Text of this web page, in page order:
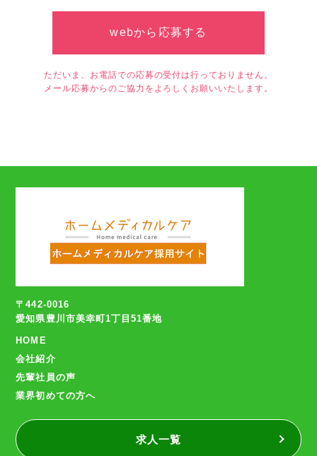
webから応募する
ただいま、お電話での応募の受付は行っておりません。
メール応募からのご協力をよろしくお願いいたします。
〒442-0016
愛知県豊川市美幸町1丁目51番地
HOME
会社紹介
先輩社員の声
業界初めての方へ
求人一覧